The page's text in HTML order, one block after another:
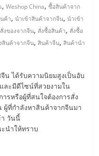
,Weshop China,ซื้อสินค้าจาก
ค้า,นำเข้าสินค้าจากจีน,นำเข้า
สั่งของจากจีน, สั่งซื้อสินค้า, สั่งซื้อ
สินค้าจากจีน,สินค้าจีน,สินค้านำ
น ได้รับความนิยมสูงเป็นอับ
ละมีดีไซน์ที่สวยงามใน
รหรือผู้ที่สนใจต้องการสั่ง
ที่กำลังหาสินค้าจากจีนมา
า วันนี้
นำให้ทราบ